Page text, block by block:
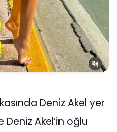
Deniz Akel yer
Deniz Akel’in oğlu